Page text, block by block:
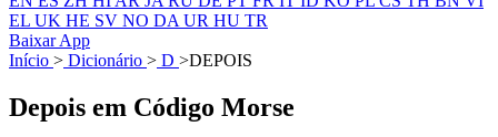
EL UK HE SV NO DA UR HU TR
Baixar App
Início > Dicionário > D >DEPOIS
Depois em Código Morse